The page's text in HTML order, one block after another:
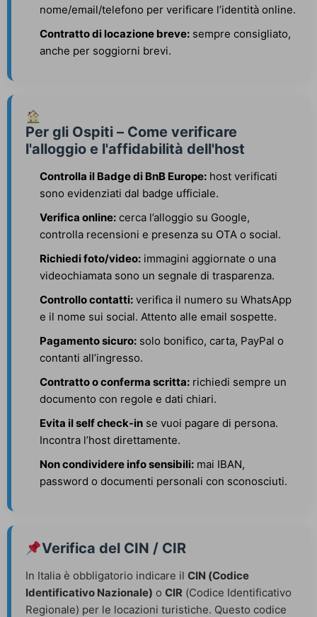
nome/email/telefono per verificare l’identità online.
Contratto di locazione breve: sempre consigliato,
anche per soggiorni brevi.
Per gli Ospiti – Come verificare
l'alloggio e l'affidabilità dell'host
Controlla il Badge di BnB Europe: host verificati
sono evidenziati dal badge ufficiale.
Verifica online: cerca l’alloggio su Google,
controlla recensioni e presenza su OTA o social.
Richiedi foto/video: immagini aggiornate o una
videochiamata sono un segnale di trasparenza.
Controllo contatti: verifica il numero su WhatsApp
e il nome sui social. Attento alle email sospette.
Pagamento sicuro: solo bonifico, carta, PayPal o
contanti all’ingresso.
Contratto o conferma scritta: richiedi sempre un
documento con regole e dati chiari.
Evita il self check-in se vuoi pagare di persona.
Incontra l’host direttamente.
Non condividere info sensibili: mai IBAN,
password o documenti personali con sconosciuti.
Verifica del CIN / CIR
In Italia è obbligatorio indicare il CIN (Codice
Identificativo Nazionale) o CIR (Codice Identificativo
Regionale) per le locazioni turistiche. Questo codice